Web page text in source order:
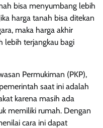
bisa menyumbang lebih
harga tanah bisa ditekan
maka harga akhir
lebih terjangkau bagi
Permukiman (PKP),
saat ini adalah
karena masih ada
memiliki rumah. Dengan
cara ini dapat